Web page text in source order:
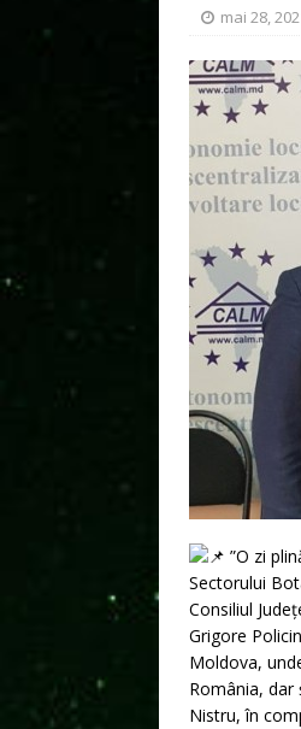
mai 28,
”O zi
Sectorului
Consiliul
Grigore
Moldova,
România,
Nistru, în